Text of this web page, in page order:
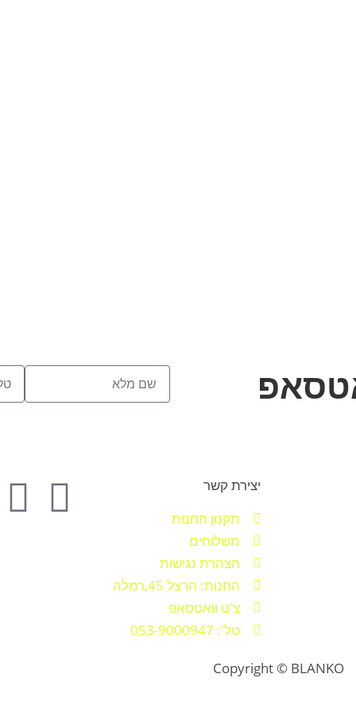
יצירת קשר
תקנון החנות
משלוחים
הצהרת נגישות
החנות: הרצל 45,רמלה
צ'ט וואטסאפ
טל': 053-9000947
Copyright © BLANKO